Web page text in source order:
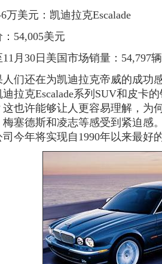
美元：凯迪拉克Escalade
美元
30日美国市场销量：54,797辆
还在为凯迪拉克帝威的成功
迪拉克Escalade系列SUV和皮卡
这也许能够让人更容易理解，为
塞德斯和凌志等感受到紧迫感
今年将实现自1990年以来最好